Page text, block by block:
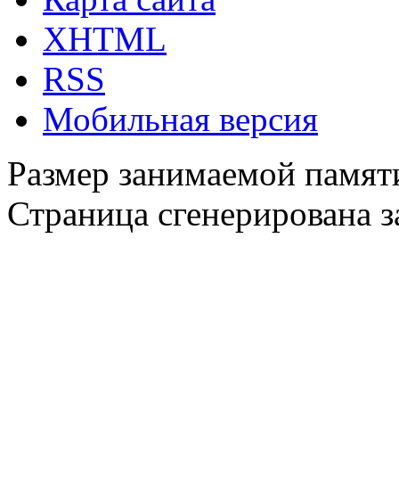
XHTML
RSS
Мобильная версия
Размер занимаемой
Страница сгенерирована